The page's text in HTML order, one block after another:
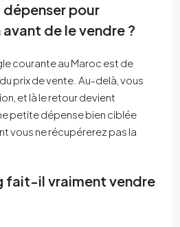
pour
de le vendre ?
courante au Maroc est de
prix de vente. Au-delà, vous
et là le retour devient
petite dépense bien ciblée
vous ne récupérerez pas la
fait-il vraiment vendre